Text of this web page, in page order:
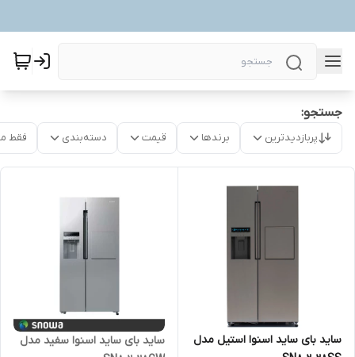
جستجو:
پربازدیدترین برندها قیمت دسته‌بندی فقط
ساید بای ساید اسنوا استیل مدل
ساید بای ساید اسنوا سفید مدل